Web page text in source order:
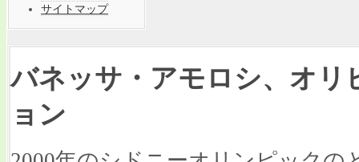
サイトマップ
バネッサ・アモロシ、オリ
ョン